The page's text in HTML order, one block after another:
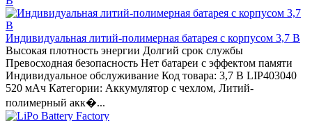
Индивидуальная литий-полимерная батарея с корпусом 3,7 В
Высокая плотность энергии Долгий срок службы
Превосходная безопасность Нет батареи с эффектом памяти
Индивидуальное обслуживание Код товара: 3,7 В LIP403040
520 мАч Категории: Аккумулятор с чехлом, Литий-
полимерный акк�...